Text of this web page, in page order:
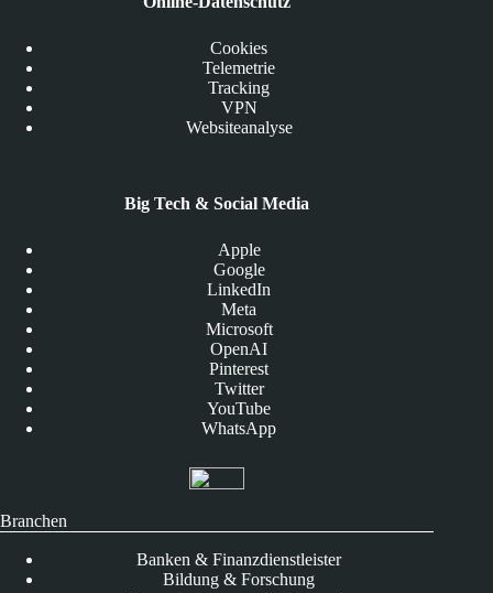
Cookies
Telemetrie
Tracking
VPN
Websiteanalyse
Big Tech & Social Media
Apple
Google
LinkedIn
Meta
Microsoft
OpenAI
Pinterest
Twitter
YouTube
WhatsApp
Branchen
Banken & Finanzdienstleister
Bildung & Forschung